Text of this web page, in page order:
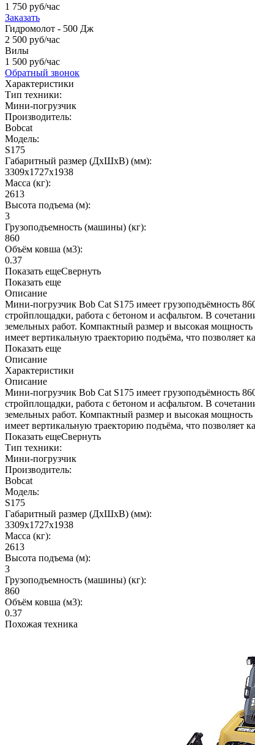
1 750 руб/час
Заказать
Гидромолот - 500 Дж
2 500 руб/час
Вилы
1 500 руб/час
Обратный звонок
Характеристики
Тип техники:
Мини-погрузчик
Производитель:
Bobcat
Модель:
S175
Габаритный размер (ДхШхВ) (мм):
3309x1727x1938
Масса (кг):
2613
Высота подъема (м):
3
Грузоподъемность (машины) (кг):
860
Объём ковша (м3):
0.37
Показать ещеСвернуть
Показать еще
Описание
Мини-погрузчик Bob Cat S175 имеет грузоподъёмность
стройплощадки, работа с бетоном и асфальтом. В
земельных работ. Компактный размер и высокая
имеет вертикальную траекторию подъёма, что позволяет
Показать еще
Описание
Характеристики
Описание
Мини-погрузчик Bob Cat S175 имеет грузоподъёмность
стройплощадки, работа с бетоном и асфальтом. В
земельных работ. Компактный размер и высокая
имеет вертикальную траекторию подъёма, что позволяет
Показать ещеСвернуть
Тип техники:
Мини-погрузчик
Производитель:
Bobcat
Модель:
S175
Габаритный размер (ДхШхВ) (мм):
3309x1727x1938
Масса (кг):
2613
Высота подъема (м):
3
Грузоподъемность (машины) (кг):
860
Объём ковша (м3):
0.37
Похожая техника